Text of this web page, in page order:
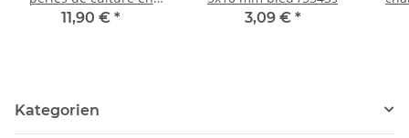
trois couleurs et argent
11,90 € *
3,09 € *
Kategorien